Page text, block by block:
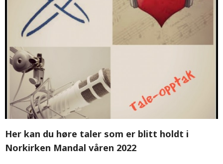
Her kan du høre taler som er blitt holdt i
Norkirken Mandal våren 2022